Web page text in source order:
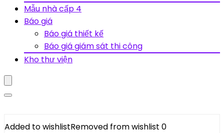
Mẫu nhà cấp 4
Báo giá
Báo giá thiết kế
Báo giá giám sát thi công
Kho thư viện
Added to wishlistRemoved from wishlist 0